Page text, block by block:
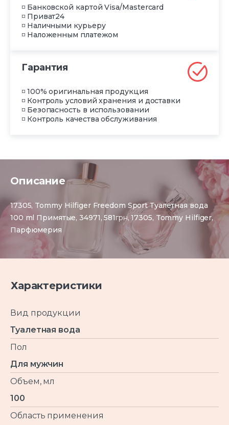
◽ Банковской картой Visa/Mastercard
◽ Приват24
◽ Наличными курьеру
◽ Наложенным платежом
Гарантия
◽ 100% оригинальная продукция
◽ Контроль условий хранения и доставки
◽ Безопасность в использовании
◽ Контроль качества обслуживания
Описание
17305, Tommy Hilfiger Freedom Sport Туалетная вода
100 ml Примятые, 34971, 581грн, 17305, Tommy Hilfiger,
Парфюмерия
Характеристики
Вид продукции
Туалетная вода
Пол
Для мужчин
Объем, мл
100
Область применения